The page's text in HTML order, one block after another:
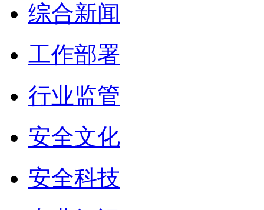
综合新闻
工作部署
行业监管
安全文化
安全科技